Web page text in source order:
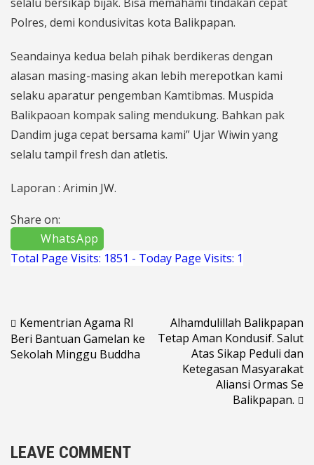
Polres, demi kondusivitas kota Balikpapan.
Seandainya kedua belah pihak berdikeras dengan
alasan masing-masing akan lebih merepotkan kami
selaku aparatur pengemban Kamtibmas. Muspida
Balikpaoan kompak saling mendukung. Bahkan pak
Dandim juga cepat bersama kami” Ujar Wiwin yang
selalu tampil fresh dan atletis.
Laporan : Arimin JW.
Share on:
WhatsApp
Total Page Visits: 1851 - Today Page Visits: 1
Navigasi
pos
Kementrian Agama RI
Beri Bantuan Gamelan ke
Sekolah Minggu Buddha
Alhamdulillah Balikpapan
Tetap Aman Kondusif. Salut
Atas Sikap Peduli dan
Ketegasan Masyarakat
Aliansi Ormas Se
Balikpapan.
LEAVE COMMENT